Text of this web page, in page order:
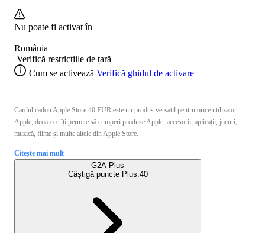
Nu poate fi activat în
România
Verifică restricțiile de țară
Cum se activează Verifică ghidul de activare
Cardul cadou Apple Store 40 EUR este un produs versatil pentru orice utilizator
Apple, deoarece îți permite să cumperi produse Apple, accesorii, aplicații, jocuri,
muzică, filme și multe altele din Apple Store.
Citește mai mult
G2A Plus
Câștigă puncte Plus:40